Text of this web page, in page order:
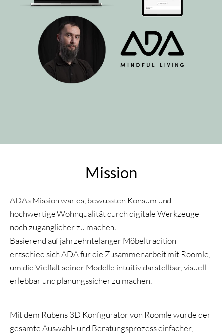
Mission
ADAs Mission war es, bewussten Konsum und
hochwertige Wohnqualität durch digitale Werkzeuge
noch zugänglicher zu machen.
Basierend auf jahrzehntelanger Möbeltradition
entschied sich ADA für die Zusammenarbeit mit Roomle,
um die Vielfalt seiner Modelle intuitiv darstellbar, visuell
erlebbar und planungssicher zu machen.
Mit dem Rubens 3D Konfigurator von Roomle wurde der
gesamte Auswahl- und Beratungsprozess einfacher,